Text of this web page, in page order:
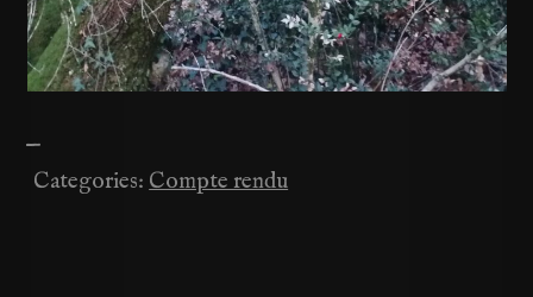
—
Categories:Compte rendu